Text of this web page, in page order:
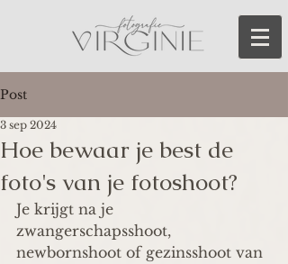
Post
Hoe bewaar je best de
foto's van je fotoshoot?
3 sep 2024
Je krijgt na je
zwangerschapsshoot,
newbornshoot of gezinsshoot van